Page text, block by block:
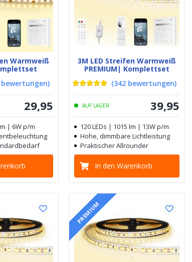
Warmweiß
bewertungen)
29,95
| 6W p/m
3M LED Streifen Warmweiß
PREMIUM| Komplettset
(342 bewertungen)
AUF LAGER 39,95
120 LEDs | 1015 lm | 13W p/m
Hohe, dimmbare Lichtleistung
Praktischer Allrounder
In den Warenkorb
PREMIUM